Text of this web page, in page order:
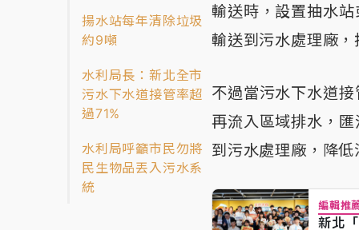
揚水站每年清除垃圾
約9噸
水利局長：新北全市
污水下水道接管率超
過71%
水利局呼籲市民勿將
民生物品丟入污水系
統
輸送時，設置抽水
輸送到污水處理廠
不過當污水下水道
再流入區域排水，
到污水處理廠，降
編輯推
新北